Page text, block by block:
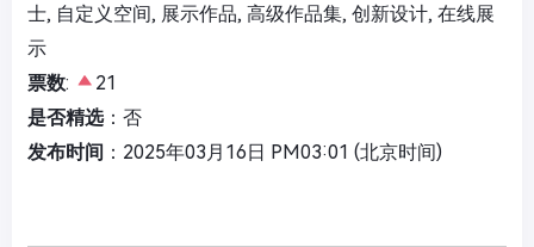
士, 自定义空间, 展示作品, 高级作品集, 创新设计, 在线展
示
票数:
21
是否精选：否
发布时间 ：2025年03月16日 PM03:01 (北京时间)